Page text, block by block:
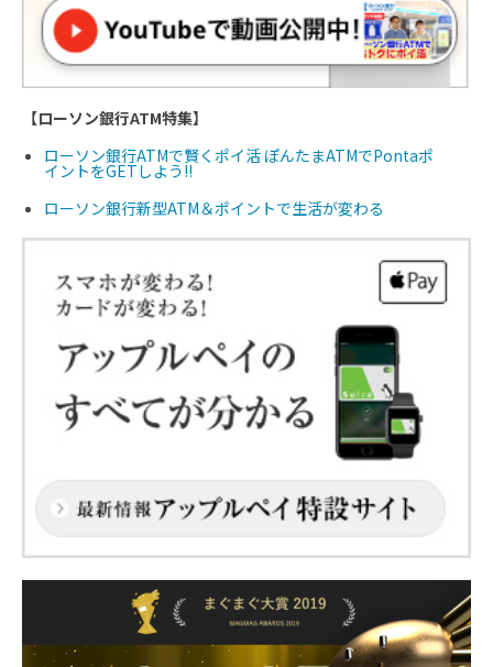
【ローソン銀行ATM特集】
ローソン銀行ATMで賢くポイ活 ぽんたまATMでPontaポ
イントをGETしよう!!
ローソン銀行新型ATM＆ポイントで生活が変わる